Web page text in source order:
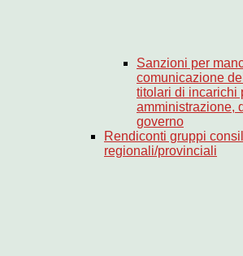
Sanzioni per
comunicazione
titolari di incarichi
amministrazione,
governo
Rendiconti gruppi
regionali/provinciali